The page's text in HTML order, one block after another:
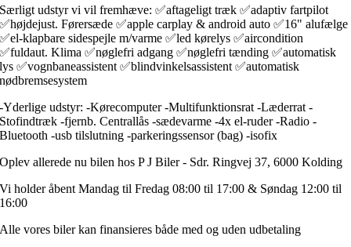
Særligt udstyr vi vil fremhæve: ✅aftageligt træk ✅adaptiv fartpilot
✅højdejust. Førersæde ✅apple carplay & android auto ✅16" alufælge
✅el-klapbare sidespejle m/varme ✅led kørelys ✅aircondition
✅fuldaut. Klima ✅nøglefri adgang ✅nøglefri tænding ✅automatisk
lys ✅vognbaneassistent ✅blindvinkelsassistent ✅automatisk
nødbremsesystem
-Yderlige udstyr: -Kørecomputer -Multifunktionsrat -Læderrat -
Stofindtræk -fjernb. Centrallås -sædevarme -4x el-ruder -Radio -
Bluetooth -usb tilslutning -parkeringssensor (bag) -isofix
Oplev allerede nu bilen hos P J Biler - Sdr. Ringvej 37, 6000 Kolding
Vi holder åbent Mandag til Fredag 08:00 til 17:00 & Søndag 12:00 til
16:00
Alle vores biler kan finansieres både med og uden udbetaling